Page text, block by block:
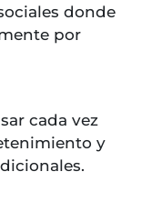
donde
por
cada vez
y